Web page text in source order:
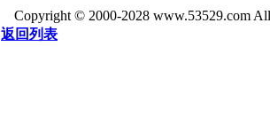
Copyright © 2000-2028 www.53529.com
返回列表